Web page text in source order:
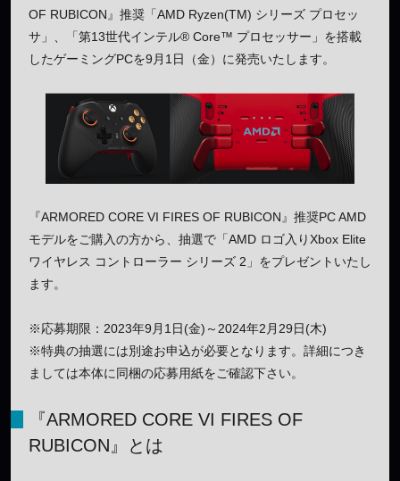
OF RUBICON』推奨「AMD Ryzen(TM) シリーズ プロセッ
サ」、「第13世代インテル® Core™ プロセッサー」を搭載
したゲーミングPCを9月1日（金）に発売いたします。
『ARMORED CORE VI FIRES OF RUBICON』推奨PC AMD
モデルをご購入の方から、抽選で「AMD ロゴ入りXbox Elite
ワイヤレス コントローラー シリーズ 2」をプレゼントいたし
ます。
※応募期限：2023年9月1日(金)～2024年2月29日(木)
※特典の抽選には別途お申込が必要となります。詳細につき
ましては本体に同梱の応募用紙をご確認下さい。
『ARMORED CORE VI FIRES OF
RUBICON』とは